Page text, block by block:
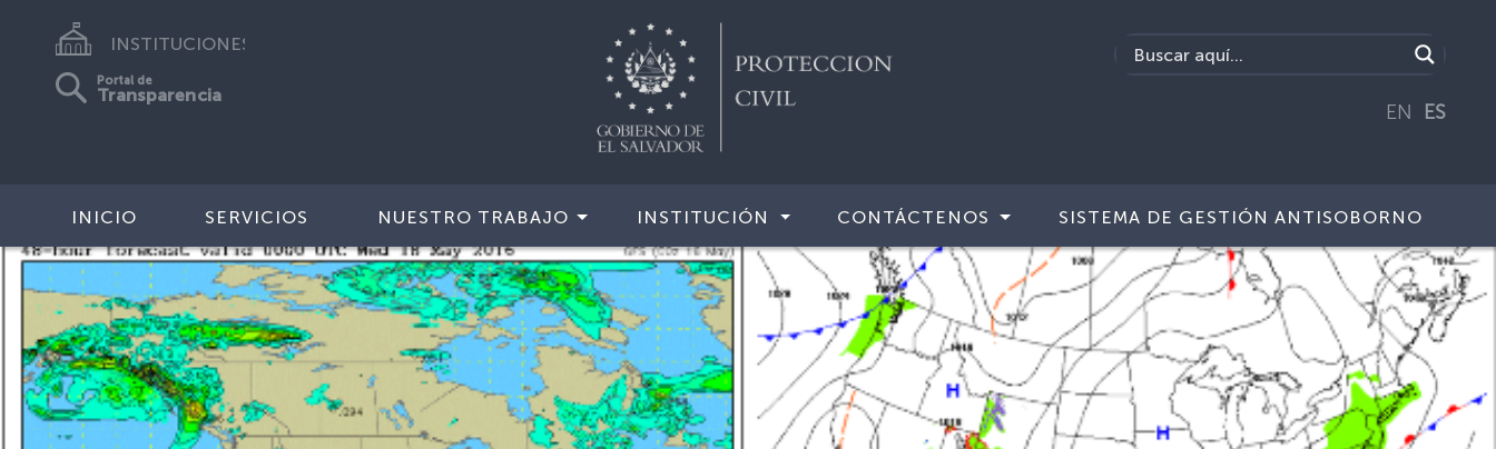
INSTITUCIONES
Portal de
Transparencia
EN ES
INICIO SERVICIOS NUESTRO TRABAJO INSTITUCIÓN CONTÁCTENOS SISTEMA DE GESTIÓN ANTISOBORNO